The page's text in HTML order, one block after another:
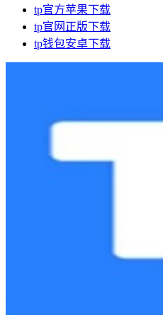
tp官方苹果下载
tp官网正版下载
tp钱包安卓下载